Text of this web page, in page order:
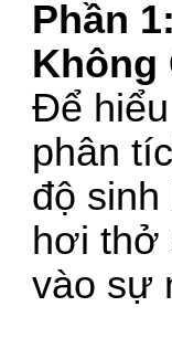
Phần
Không
Để
phân
độ
hơi thở
vào sự